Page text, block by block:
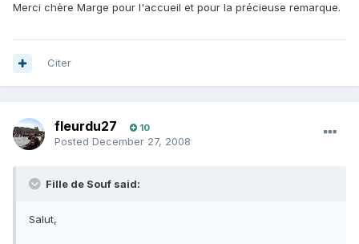
Merci chère Marge pour l'accueil et pour la précieuse remarque.
Citer
fleurdu27 10
Posted December 27, 2008
Fille de Souf said:
Salut,